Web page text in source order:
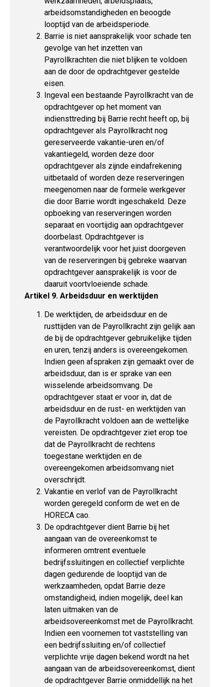
arbeidsomstandigheden en beoogde
looptijd van de arbeidsperiode.
Barrie is niet aansprakelijk voor schade ten
gevolge van het inzetten van
Payrollkrachten die niet blijken te voldoen
aan de door de opdrachtgever gestelde
eisen.
Ingeval een bestaande Payrollkracht van de
opdrachtgever op het moment van
indiensttreding bij Barrie recht heeft op, bij
opdrachtgever als Payrollkracht nog
gereserveerde vakantie-uren en/of
vakantiegeld, worden deze door
opdrachtgever als zijnde eindafrekening
uitbetaald of worden deze reserveringen
meegenomen naar de formele werkgever
die door Barrie wordt ingeschakeld. Deze
opboeking van reserveringen worden
separaat en voortijdig aan opdrachtgever
doorbelast. Opdrachtgever is
verantwoordelijk voor het juist doorgeven
van de reserveringen bij gebreke waarvan
opdrachtgever aansprakelijk is voor de
daaruit voortvloeiende schade.
Artikel 9. Arbeidsduur en werktijden
De werktijden, de arbeidsduur en de
rusttijden van de Payrollkracht zijn gelijk aan
de bij de opdrachtgever gebruikelijke tijden
en uren, tenzij anders is overeengekomen.
Indien geen afspraken zijn gemaakt over de
arbeidsduur, dan is er sprake van een
wisselende arbeidsomvang. De
opdrachtgever staat er voor in, dat de
arbeidsduur en de rust- en werktijden van
de Payrollkracht voldoen aan de wettelijke
vereisten. De opdrachtgever ziet erop toe
dat de Payrollkracht de rechtens
toegestane werktijden en de
overeengekomen arbeidsomvang niet
overschrijdt.
Vakantie en verlof van de Payrollkracht
worden geregeld conform de wet en de
HORECA cao.
De opdrachtgever dient Barrie bij het
aangaan van de overeenkomst te
informeren omtrent eventuele
bedrijfssluitingen en collectief verplichte
dagen gedurende de looptijd van de
werkzaamheden, opdat Barrie deze
omstandigheid, indien mogelijk, deel kan
laten uitmaken van de
arbeidsovereenkomst met de Payrollkracht.
Indien een voornemen tot vaststelling van
een bedrijfssluiting en/of collectief
verplichte vrije dagen bekend wordt na het
aangaan van de arbeidsovereenkomst, dient
de opdrachtgever Barrie onmiddellijk na het